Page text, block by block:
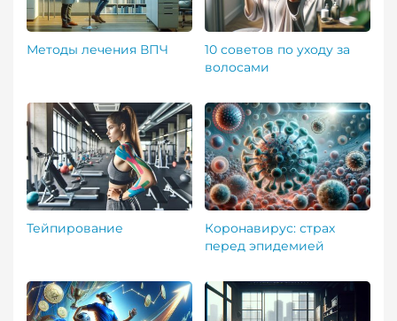
Методы лечения ВПЧ
Тейпирование
10 советов по уходу за
волосами
Коронавирус: страх
перед эпидемией